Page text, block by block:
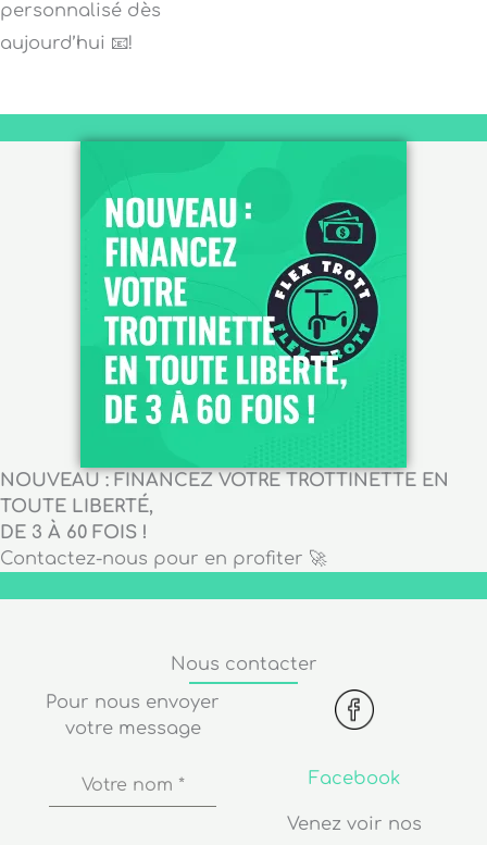
personnalisé dès
aujourd’hui 📧!
NOUVEAU : FINANCEZ VOTRE TROTTINETTE EN
TOUTE LIBERTÉ,
DE 3 À 60 FOIS !
Contactez-nous pour en profiter 🚀
Nous contacter
Pour nous envoyer
votre message
Votre nom * Facebook
Venez voir nos